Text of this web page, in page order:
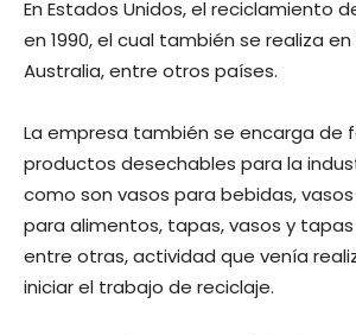
En Estados Unidos, el reciclamiento
en 1990, el cual también se realiza en
Australia, entre otros países.
La empresa también se encarga de
productos desechables para la
como son vasos para bebidas,
para alimentos, tapas, vasos y
entre otras, actividad que venía
iniciar el trabajo de reciclaje.